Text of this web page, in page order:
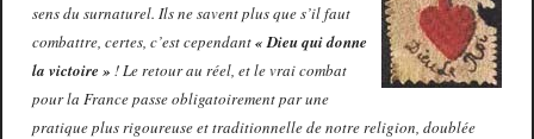
sens du surnaturel. Ils ne savent plus que s’il faut
combattre, certes, c’est cependant« Dieu qui donne
la victoire » ! Le retour au réel, et le vrai combat
pour la France passe obligatoirement par une
pratique plus rigoureuse et traditionnelle de notre religion, doublée